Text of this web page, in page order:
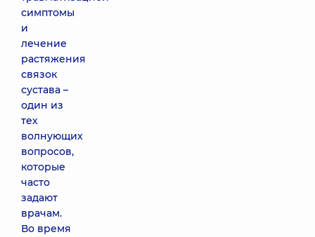
симптомы
и
лечение
растяжения
связок
сустава –
один из
тех
волнующих
вопросов,
которые
часто
задают
врачам.
Во время